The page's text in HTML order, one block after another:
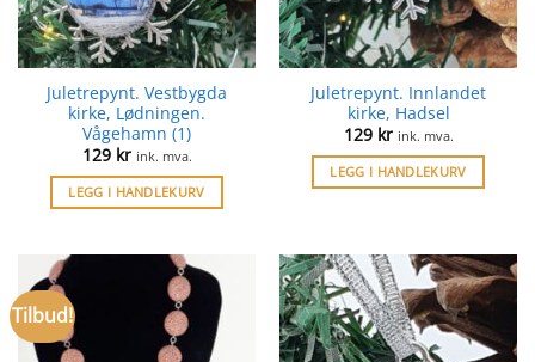
Juletrepynt. Vestbygda
kirke, Lødningen.
Vågehamn (1)
129 kr ink. mva.
LEGG I HANDLEKURV
Juletrepynt. Innlandet
kirke, Hadsel
129 kr ink. mva.
LEGG I HANDLEKURV
Tilbud!